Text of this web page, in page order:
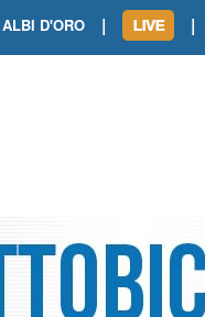
ALBI D'ORO |
TOUR DE
TOUR DE
|